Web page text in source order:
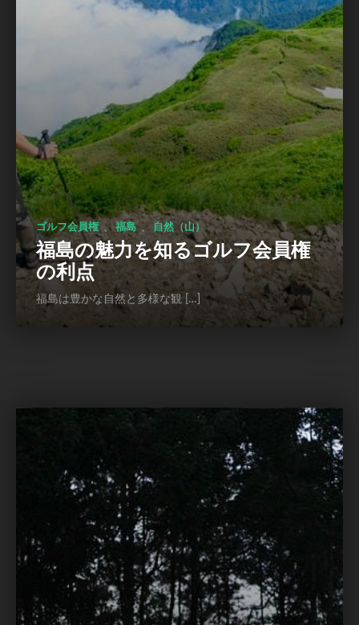
ゴルフ会員権 、福島 、 自然（山）
福島の魅力を知るゴルフ会員権
の利点
福島は豊かな自然と多様な観 […]